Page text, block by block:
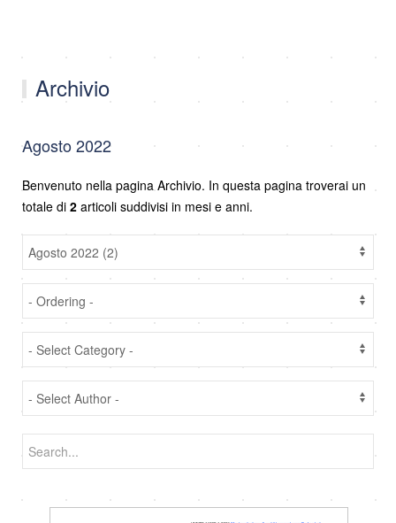
Archivio
Agosto 2022
Benvenuto nella pagina Archivio. In questa pagina troverai un
totale di 2 articoli suddivisi in mesi e anni.